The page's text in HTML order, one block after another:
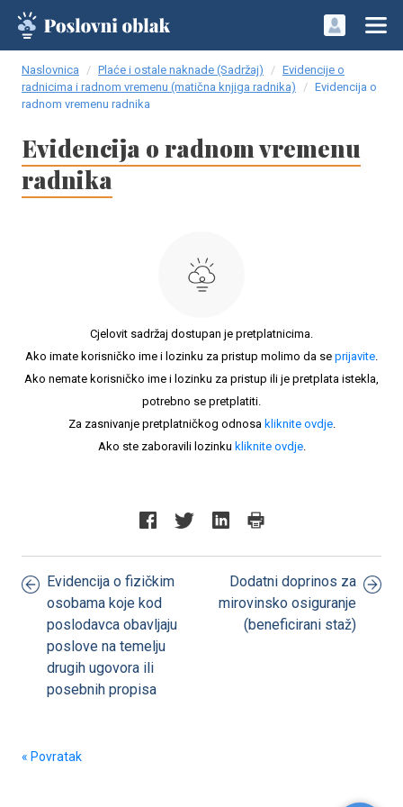
Naslovnica Plaće i ostale naknade (Sadržaj)
Evidencije o
radnicima i radnom vremenu (matična knjiga radnika)
Evidencija o
radnom vremenu radnika
Evidencija o radnom vremenu
radnika
Cjelovit sadržaj dostupan je pretplatnicima.
Ako imate korisničko ime i lozinku za pristup molimo da se prijavite.
Ako nemate korisničko ime i lozinku za pristup ili je pretplata istekla,
potrebno se pretplatiti.
Za zasnivanje pretplatničkog odnosa kliknite ovdje.
Ako ste zaboravili lozinku kliknite ovdje.
Evidencija o fizičkim
osobama koje kod
poslodavca obavljaju
poslove na temelju
drugih ugovora ili
posebnih propisa
Dodatni doprinos za
mirovinsko osiguranje
(beneficirani staž)
« Povratak